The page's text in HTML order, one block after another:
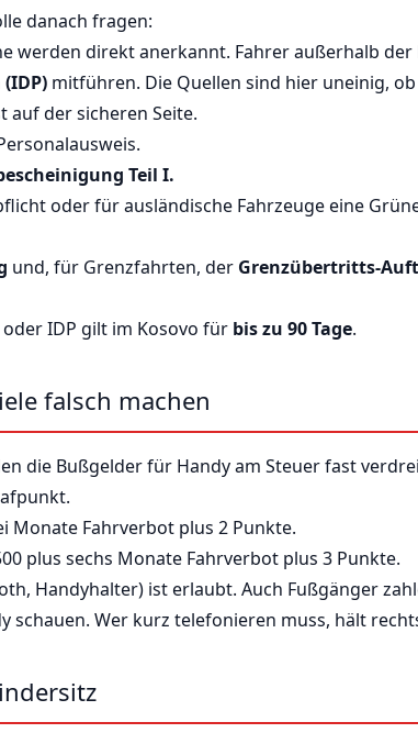
danach fragen:
werden direkt anerkannt. Fahrer außerhalb der
mitführen. Die Quellen sind hier uneinig,
auf der sicheren Seite.
Teil I.
oder für ausländische Fahrzeuge eine
und, für Grenzfahrten, der Grenzübertritts-
IDP gilt im Kosovo für bis zu 90 Tage.
falsch machen
die Bußgelder für Handy am Steuer fast
Monate Fahrverbot plus 2 Punkte.
plus sechs Monate Fahrverbot plus 3 Punkte.
Handyhalter) ist erlaubt. Auch Fußgänger
schauen. Wer kurz telefonieren muss, hält